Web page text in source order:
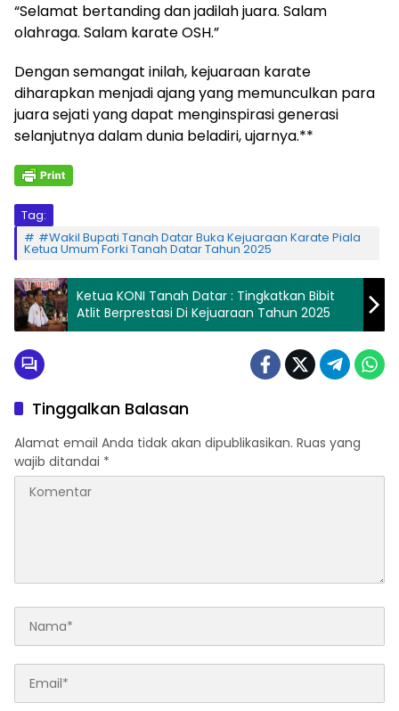
“Selamat bertanding dan jadilah juara. Salam
olahraga. Salam karate OSH.”
Dengan semangat inilah, kejuaraan karate
diharapkan menjadi ajang yang memunculkan para
juara sejati yang dapat menginspirasi generasi
selanjutnya dalam dunia beladiri, ujarnya.**
Tag:
#Wakil Bupati Tanah Datar Buka Kejuaraan Karate Piala
Ketua Umum Forki Tanah Datar Tahun 2025
Ketua KONI Tanah Datar : Tingkatkan Bibit
Atlit Berprestasi Di Kejuaraan Tahun 2025
Tinggalkan Balasan
Alamat email Anda tidak akan dipublikasikan. Ruas yang
wajib ditandai *